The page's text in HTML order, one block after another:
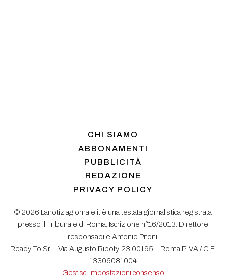
CHI SIAMO
ABBONAMENTI
PUBBLICITÀ
REDAZIONE
PRIVACY POLICY
© 2026 Lanotiziagiornale.it è una testata giornalistica registrata
presso il Tribunale di Roma. Iscrizione n°16/2013. Direttore
responsabile Antonio Pitoni.
Ready To Srl - Via Augusto Riboty, 23 00195 – Roma P.IVA / C.F.
13306081004
Gestisci impostazioni consenso